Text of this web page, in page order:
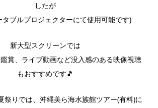
したが
ブルプロジェクターにて使用可能です)
新大型スクリーンでは
賞、ライブ動画など没入感のある映像視聴
もおすすめです🎵
祭りでは、沖縄美ら海水族館ツアー(有料)に